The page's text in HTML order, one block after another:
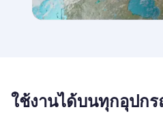
ใช้งานได้บนทุกอุปก